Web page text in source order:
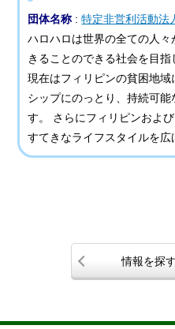
団体名称 :特定非営利活動法
ハロハロは世界の全ての人
きることのできる社会を目指
現在はフィリピンの貧困地
シップにのっとり、持続可
す。 さらにフィリピンおよ
すてきなライフスタイルを広
情報を探